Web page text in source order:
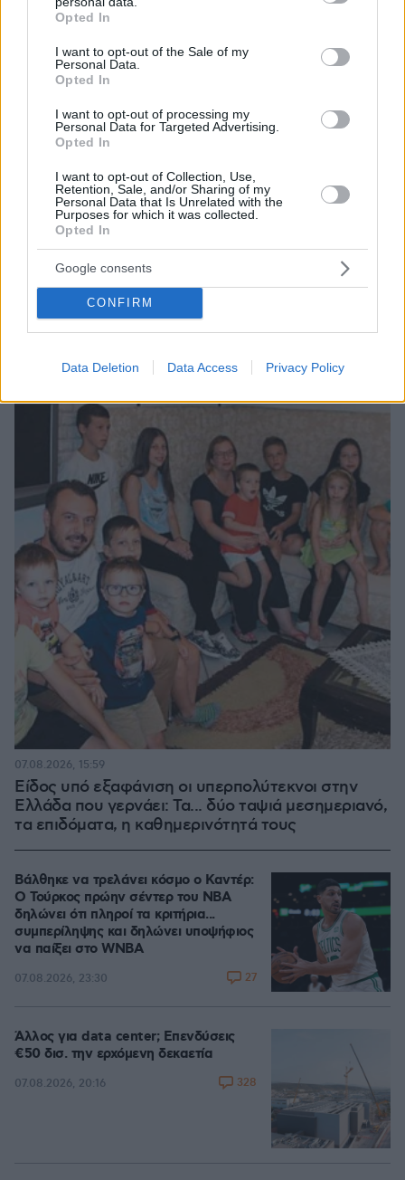
grant or deny consent to Google and its third-party tags to
use your data for below specified purposes in below Google
consent section.
Opted In
I want to opt-out of the Sale of my
Personal Data.
Opted In
I want to opt-out of processing my
Personal Data for Targeted Advertising.
Opted In
I want to opt-out of Collection, Use,
Retention, Sale, and/or Sharing of my
Personal Data that Is Unrelated with the
Purposes for which it was collected.
Opted In
Google consents
CONFIRM
Data Deletion Data Access Privacy Policy
«Πόσα θέλεις για το κορίτσι;»: Τουρίστας στην
Κρήτη ζητά... τιμή για να ασελγήσει σε ανήλικη, τι
καταγγέλλει ο ιδιοκτήτης επιχείρησης
07.08.2026, 18:22
Είδος υπό εξαφάνιση οι υπερπολύτεκνοι στην
Ελλάδα που γερνάει: Τα... δύο ταψιά μεσημεριανό,
τα επιδόματα, η καθημερινότητά τους
07.08.2026, 15:59
Βάλθηκε να τρελάνει κόσμο ο Καντέρ:
Ο Τούρκος πρώην σέντερ του NBA
δηλώνει ότι πληροί τα κριτήρια...
συμπερίληψης και δηλώνει υποψήφιος
να παίξει στο WNBA
07.08.2026, 23:30 27
Άλλος για data center; Επενδύσεις
€50 δισ. την ερχόμενη δεκαετία
07.08.2026, 20:16 328